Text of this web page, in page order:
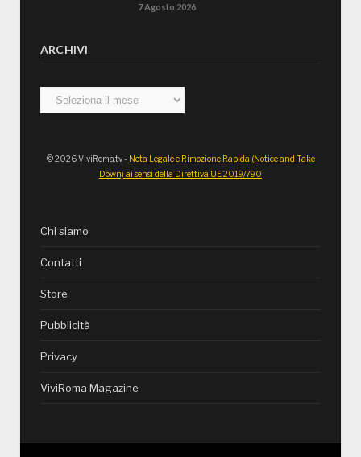
7 Agosto 2026
ARCHIVI
Archivi
© 2026 ViviRoma.tv - Nota Legale e Rimozione Rapida (Notice and Take
Down) ai sensi della Direttiva UE 2019/790
Chi siamo
Contatti
Store
Pubblicità
Privacy
ViviRoma Magazine